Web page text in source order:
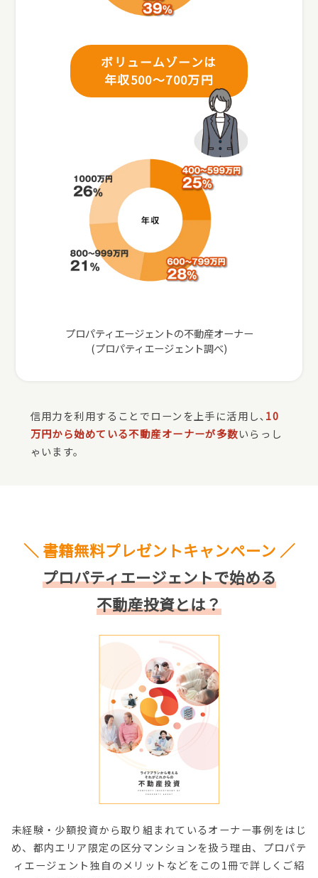
ボリュームゾーンは
年収500～700万円
プロパティエージェントの不動産オーナー
(プロパティエージェント調べ)
信用力を利用することでローンを上手に活用し､ 10
万円から始めている不動産オーナーが多数いらっし
ゃいます。
＼ 書籍無料プレゼントキャンペーン ／
プロパティエージェントで始める
不動産投資とは？
未経験・少額投資から取り組まれているオーナー事例をはじ
め、都内エリア限定の区分マンションを扱う理由、プロパテ
ィエージェント独自のメリットなどをこの1冊で詳しくご紹